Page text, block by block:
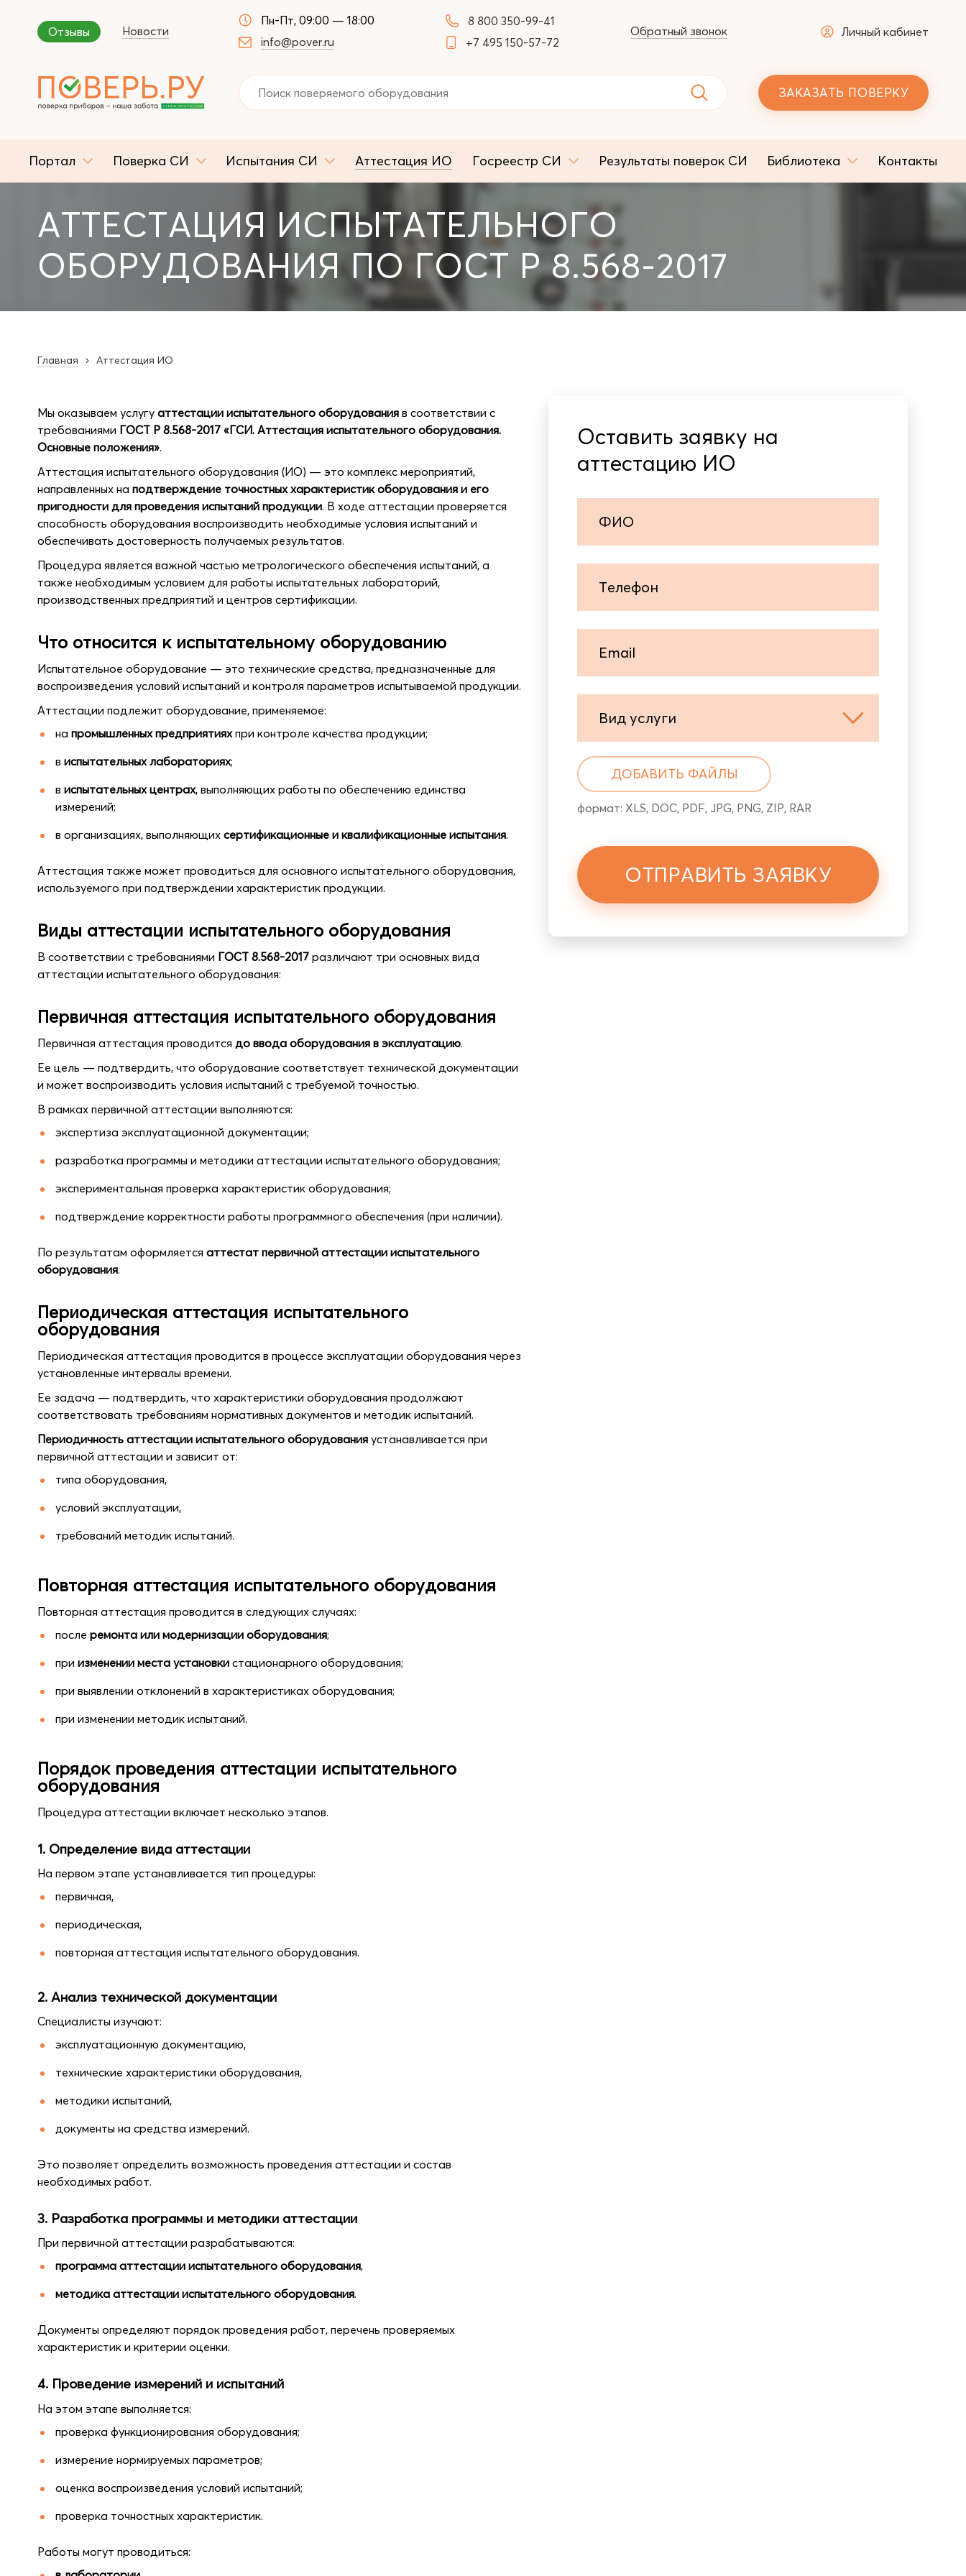
Отзывы Новости
Пн-Пт, 09:00 — 18:00
info@pover.ru
8 800 350-99-41
+7 495 150-57-72
Обратный звонок Личный кабинет
ЗАКАЗАТЬ ПОВЕРКУ
Портал Поверка СИ Испытания СИ Аттестация ИО Госреестр СИ Результаты поверок СИ Библиотека Контакты
АТТЕСТАЦИЯ ИСПЫТАТЕЛЬНОГО
ОБОРУДОВАНИЯ ПО ГОСТ Р 8.568-2017
Главная Аттестация ИО
Мы оказываем услугу аттестации испытательного оборудования в соответствии с
требованиями ГОСТ Р 8.568-2017 «ГСИ. Аттестация испытательного оборудования.
Основные положения».
Аттестация испытательного оборудования (ИО) — это комплекс мероприятий,
направленных на подтверждение точностных характеристик оборудования и его
пригодности для проведения испытаний продукции. В ходе аттестации проверяется
способность оборудования воспроизводить необходимые условия испытаний и
обеспечивать достоверность получаемых результатов.
Процедура является важной частью метрологического обеспечения испытаний, а
также необходимым условием для работы испытательных лабораторий,
производственных предприятий и центров сертификации.
Что относится к испытательному оборудованию
Испытательное оборудование — это технические средства, предназначенные для
воспроизведения условий испытаний и контроля параметров испытываемой продукции.
Аттестации подлежит оборудование, применяемое:
на промышленных предприятияхпри контроле качества продукции;
в испытательных лабораториях;
в испытательных центрах, выполняющих работы по обеспечению единства
измерений;
в организациях, выполняющих сертификационные и квалификационные испытания.
Аттестация также может проводиться для основного испытательного оборудования,
используемого при подтверждении характеристик продукции.
Виды аттестации испытательного оборудования
В соответствии с требованиями ГОСТ 8.568-2017 различают три основных вида
аттестации испытательного оборудования:
Первичная аттестация испытательного оборудования
Первичная аттестация проводится до ввода оборудования в эксплуатацию.
Ее цель — подтвердить, что оборудование соответствует технической документации
и может воспроизводить условия испытаний с требуемой точностью.
В рамках первичной аттестации выполняются:
экспертиза эксплуатационной документации;
разработка программы и методики аттестации испытательного оборудования;
экспериментальная проверка характеристик оборудования;
подтверждение корректности работы программного обеспечения (при наличии).
По результатам оформляется аттестат первичной аттестации испытательного
оборудования.
Периодическая аттестация испытательного
оборудования
Периодическая аттестация проводится в процессе эксплуатации оборудования через
установленные интервалы времени.
Ее задача — подтвердить, что характеристики оборудования продолжают
соответствовать требованиям нормативных документов и методик испытаний.
Периодичность аттестации испытательного оборудования устанавливается при
первичной аттестации и зависит от:
типа оборудования,
условий эксплуатации,
требований методик испытаний.
Повторная аттестация испытательного оборудования
Повторная аттестация проводится в следующих случаях:
после ремонта или модернизации оборудования;
при изменении места установки стационарного оборудования;
при выявлении отклонений в характеристиках оборудования;
при изменении методик испытаний.
Порядок проведения аттестации испытательного
оборудования
Процедура аттестации включает несколько этапов.
1. Определение вида аттестации
На первом этапе устанавливается тип процедуры:
первичная,
периодическая,
повторная аттестация испытательного оборудования.
2. Анализ технической документации
Специалисты изучают:
эксплуатационную документацию,
технические характеристики оборудования,
методики испытаний,
документы на средства измерений.
Это позволяет определить возможность проведения аттестации и состав
необходимых работ.
3. Разработка программы и методики аттестации
При первичной аттестации разрабатываются:
программа аттестации испытательного оборудования,
методика аттестации испытательного оборудования.
Документы определяют порядок проведения работ, перечень проверяемых
характеристик и критерии оценки.
4. Проведение измерений и испытаний
На этом этапе выполняется:
проверка функционирования оборудования;
измерение нормируемых параметров;
оценка воспроизведения условий испытаний;
проверка точностных характеристик.
Работы могут проводиться:
Оставить заявку на
аттестацию ИО
Вид услуги
ДОБАВИТЬ ФАЙЛЫ
формат: XLS, DOC, PDF, JPG, PNG, ZIP, RAR
ОТПРАВИТЬ ЗАЯВКУ